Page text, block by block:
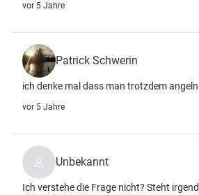
vor 5 Jahre
Patrick Schwerin
ich denke mal dass man trotzdem
vor 5 Jahre
Unbekannt
Ich verstehe die Frage nicht? Steht